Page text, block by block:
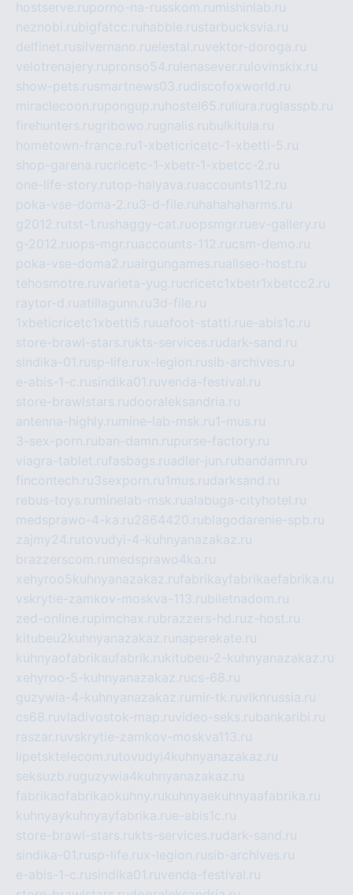
hostserve.ruporno-na-russkom.ru mishinlab.ru
neznobi.rubigfatcc.ru habble.rustarbucksvia.ru
delfinet.rusilvernano.ruelestal.ruvektor-doroga.ru
velotrenajery.rupronso54.ru lenasever.ru lovinskix.ru
show-pets.rusmartnews03.rudiscofoxworld.ru
miraclecoon.rupongup.ru hostel65.ru liura.ruglasspb.ru
firehunters.rugribowo.rugnalis.rubulkitula.ru
hometown-france.ru1-xbeticricetc-1-xbetti-5.ru
shop-garena.rucricetc-1-xbetr-1-xbetcc-2.ru
one-life-story.rutop-halyava.ruaccounts112.ru
poka-vse-doma-2.ru3-d-file.ru hahahaharms.ru
g2012.rutst-1.rushaggy-cat.ruopsmgr.ruev-gallery.ru
g-2012.ruops-mgr.ruaccounts-112.rucsm-demo.ru
poka-vse-doma2.ruairgungames.ruallseo-host.ru
tehosmotre.ruvarieta-yug.rucricetc1xbetr1xbetcc2.ru
raytor-d.ruatillagunn.ru3d-file.ru
1xbeticricetc1xbetti5.ruuafoot-statti.rue-abis1c.ru
store-brawl-stars.rukts-services.rudark-sand.ru
sindika-01.rusp-life.rux-legion.rusib-archives.ru
e-abis-1-c.rusindika01.ruvenda-festival.ru
store-brawlstars.rudooraleksandria.ru
antenna-highly.ru mine-lab-msk.ru1-mus.ru
3-sex-porn.ruban-damn.rupurse-factory.ru
viagra-tablet.rufasbags.ruadler-jun.rubandamn.ru
fincontech.ru3sexporn.ru1mus.rudarksand.ru
rebus-toys.ru minelab-msk.rualabuga-cityhotel.ru
medsprawo-4-ka.ru2864420.rublagodarenie-spb.ru
zajmy24.rutovudyi-4-kuhnyanazakaz.ru
brazzerscom.ru medsprawo4ka.ru
xehyroo5kuhnyanazakaz.rufabrikayfabrikaefabrika.ru
vskrytie-zamkov-moskva-113.rubiletnadom.ru
zed-online.rupimchax.rubrazzers-hd.ruz-host.ru
kitubeu2kuhnyanazakaz.ru naperekate.ru
kuhnyaofabrikaufabrik.rukitubeu-2-kuhnyanazakaz.ru
xehyroo-5-kuhnyanazakaz.rucs-68.ru
guzywia-4-kuhnyanazakaz.ru mir-tk.ruvlknrussia.ru
cs68.ruvladivostok-map.ruvideo-seks.rubankaribi.ru
raszar.ruvskrytie-zamkov-moskva113.ru
lipetsktelecom.rutovudyi4kuhnyanazakaz.ru
seksuzb.ruguzywia4kuhnyanazakaz.ru
fabrikaofabrikaokuhny.rukuhnyaekuhnyaafabrika.ru
kuhnyaykuhnyayfabrika.rue-abis1c.ru
store-brawl-stars.rukts-services.rudark-sand.ru
sindika-01.rusp-life.rux-legion.rusib-archives.ru
e-abis-1-c.rusindika01.ruvenda-festival.ru